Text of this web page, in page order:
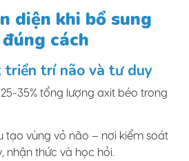
diện khi bổ sung
cách
triển trí não và tư duy
35% tổng lượng axit béo trong
tạo vùng vỏ não – nơi kiểm soát
nhận thức và học hỏi.